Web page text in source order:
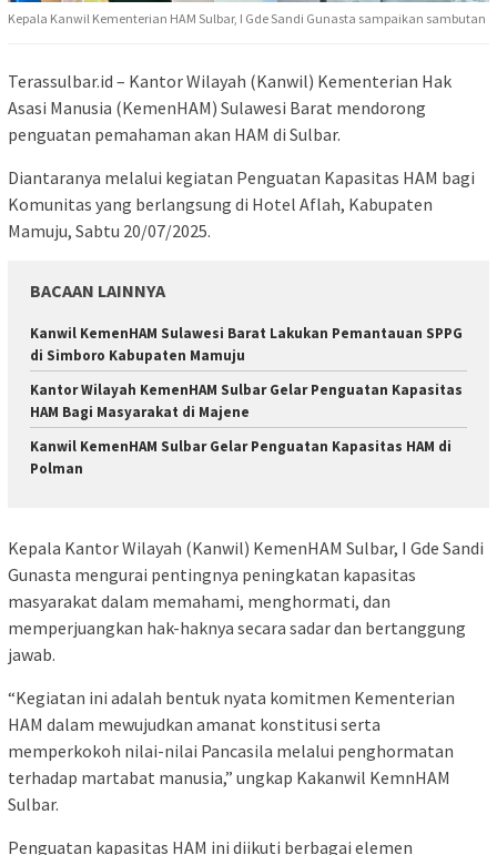
Kepala Kanwil Kementerian HAM Sulbar, I Gde Sandi Gunasta sampaikan sambutan
Terassulbar.id – Kantor Wilayah (Kanwil) Kementerian Hak
Asasi Manusia (KemenHAM) Sulawesi Barat mendorong
penguatan pemahaman akan HAM di Sulbar.
Diantaranya melalui kegiatan Penguatan Kapasitas HAM bagi
Komunitas yang berlangsung di Hotel Aflah, Kabupaten
Mamuju, Sabtu 20/07/2025.
BACAAN LAINNYA
Kanwil KemenHAM Sulawesi Barat Lakukan Pemantauan SPPG
di Simboro Kabupaten Mamuju
Kantor Wilayah KemenHAM Sulbar Gelar Penguatan Kapasitas
HAM Bagi Masyarakat di Majene
Kanwil KemenHAM Sulbar Gelar Penguatan Kapasitas HAM di
Polman
Kepala Kantor Wilayah (Kanwil) KemenHAM Sulbar, I Gde Sandi
Gunasta mengurai pentingnya peningkatan kapasitas
masyarakat dalam memahami, menghormati, dan
memperjuangkan hak-haknya secara sadar dan bertanggung
jawab.
“Kegiatan ini adalah bentuk nyata komitmen Kementerian
HAM dalam mewujudkan amanat konstitusi serta
memperkokoh nilai-nilai Pancasila melalui penghormatan
terhadap martabat manusia,” ungkap Kakanwil KemnHAM
Sulbar.
Penguatan kapasitas HAM ini diikuti berbagai elemen